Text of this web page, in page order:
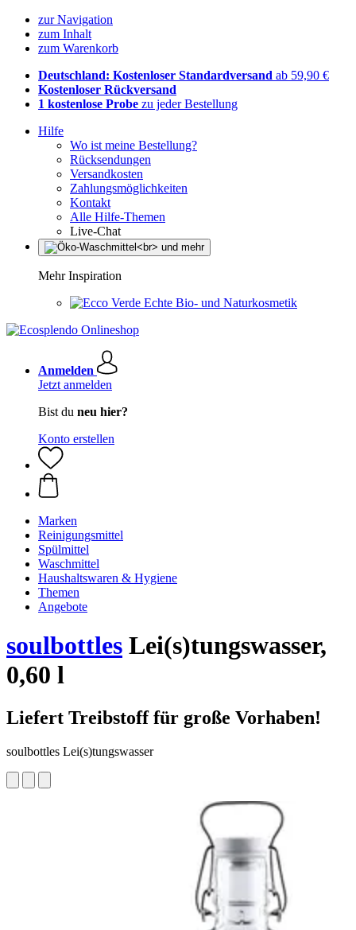
zur Navigation
zum Inhalt
zum Warenkorb
Deutschland: Kostenloser Standardversand ab 59,90 €
Kostenloser Rückversand
1 kostenlose Probe zu jeder Bestellung
Hilfe
Wo ist meine Bestellung?
Rücksendungen
Versandkosten
Zahlungsmöglichkeiten
Kontakt
Alle Hilfe-Themen
Live-Chat
Mehr Inspiration
Echte Bio- und Naturkosmetik
Anmelden
Jetzt anmelden
Bist du neu hier?
Konto erstellen
Marken
Reinigungsmittel
Spülmittel
Waschmittel
Haushaltswaren & Hygiene
Themen
Angebote
soulbottles Lei(s)tungswasser,
0,60 l
Liefert Treibstoff für große Vorhaben!
soulbottles Lei(s)tungswasser